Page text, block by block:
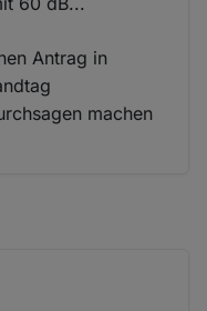
Antrag in
machen